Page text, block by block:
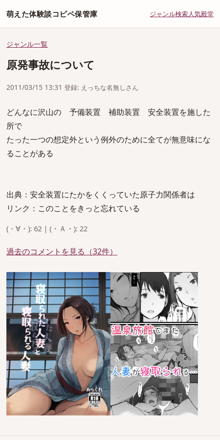
萌えた体験談コピペ保管庫 ジャンル検索人気殿堂
ジャンル一覧
原発事故について
2011/03/15 13:31 登録: えっちな名無しさん
どんなに沢山の 予備装置 補助装置 安全装置を施した
所で
たった一つの想定外という例外のために全てが無意味にな
ることがある
出典：安全装置にたかをくくっていた原子力関係者は
リンク：このことをきっと忘れている
(・∀・): 62 | (・Ａ・): 22
過去のコメントを見る（32件）